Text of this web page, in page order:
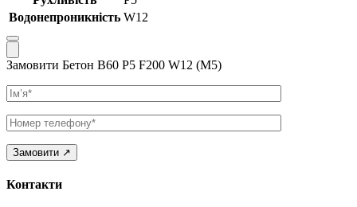
Водонепроникність W12
Замовити Бетон В60 Р5 F200 W12 (М5)
Ім’я
Телефон
Контакти